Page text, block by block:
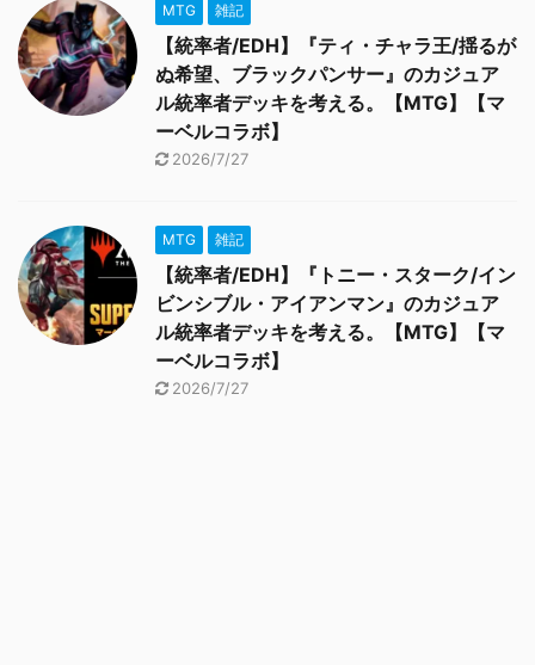
MTG 雑記
【統率者/EDH】『ティ・チャラ王/揺るが
ぬ希望、ブラックパンサー』のカジュア
ル統率者デッキを考える。【MTG】【マ
ーベルコラボ】
2026/7/27
MTG 雑記
【統率者/EDH】『トニー・スターク/イン
ビンシブル・アイアンマン』のカジュア
ル統率者デッキを考える。【MTG】【マ
ーベルコラボ】
2026/7/27